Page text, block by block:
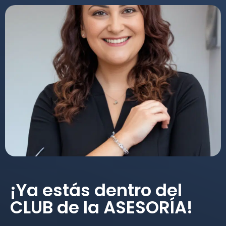
¡Ya estás dentro del
CLUB de la ASESORÍA!